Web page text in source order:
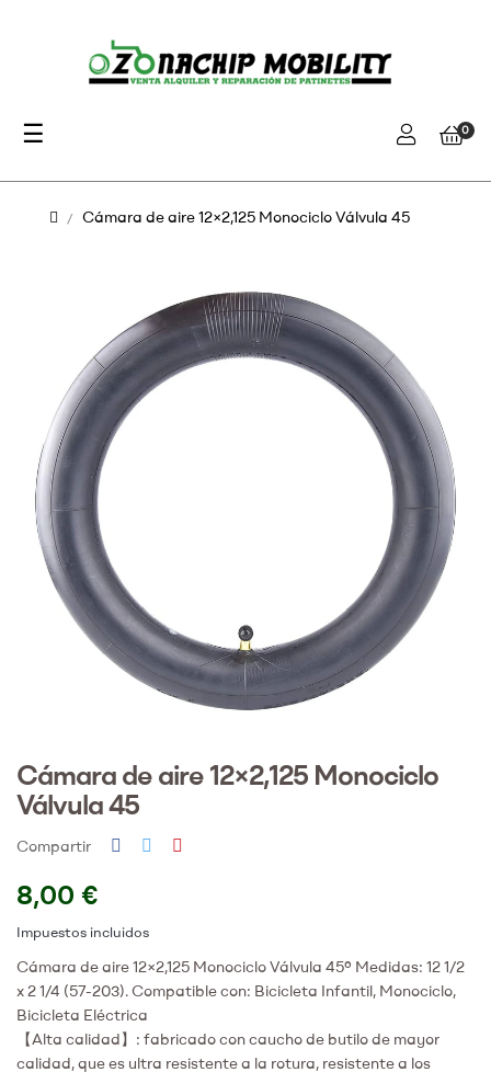
Navegación
palanca
☰ 0
Cámara de aire 12×2,125 Monociclo Válvula 45
Cámara de aire 12×2,125 Monociclo
Válvula 45
Compartir
8,00 €
Impuestos incluidos
Cámara de aire 12×2,125 Monociclo Válvula 45º Medidas: 12 1/2
x 2 1/4 (57-203). Compatible con: Bicicleta Infantil, Monociclo,
Bicicleta Eléctrica
【Alta calidad】: fabricado con caucho de butilo de mayor
calidad, que es ultra resistente a la rotura, resistente a los